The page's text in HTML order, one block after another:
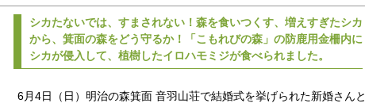
シカたないでは、すまされない！森を食いつくす、増えすぎたシカ
から、箕面の森をどう守るか！「こもれびの森」の防鹿用金柵内に
シカが侵入して、植樹したイロハモミジが食べられました。
6月4日（日）明治の森箕面 音羽山荘で結婚式を挙げられた新婚さんと